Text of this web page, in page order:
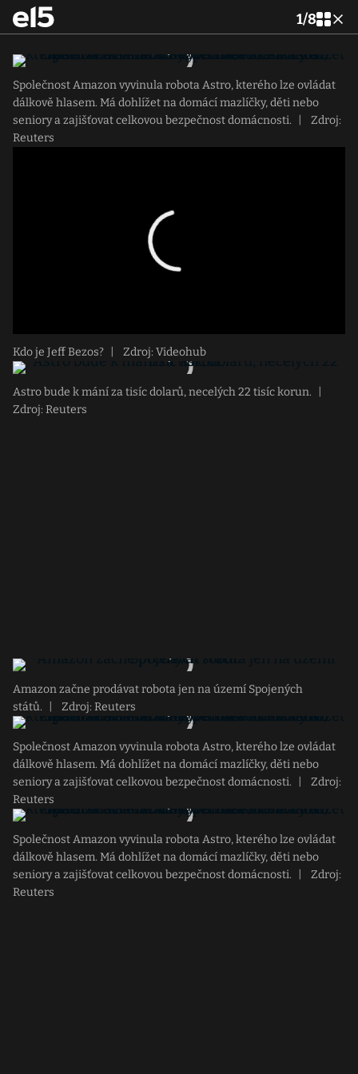
1/8
Společnost Amazon vyvinula robota Astro, kterého lze ovládat
dálkově hlasem. Má dohlížet na domácí mazlíčky, děti nebo
seniory a zajišťovat celkovou bezpečnost domácnosti.
Zdroj:
Reuters
Kdo je Jeff Bezos? Zdroj: Videohub
Astro bude k mání za tisíc dolarů, necelých 22 tisíc korun.
Zdroj: Reuters
Amazon začne prodávat robota jen na území Spojených
států.
Zdroj: Reuters
Společnost Amazon vyvinula robota Astro, kterého lze ovládat
dálkově hlasem. Má dohlížet na domácí mazlíčky, děti nebo
seniory a zajišťovat celkovou bezpečnost domácnosti.
Zdroj:
Reuters
Společnost Amazon vyvinula robota Astro, kterého lze ovládat
dálkově hlasem. Má dohlížet na domácí mazlíčky, děti nebo
seniory a zajišťovat celkovou bezpečnost domácnosti.
Zdroj:
Reuters